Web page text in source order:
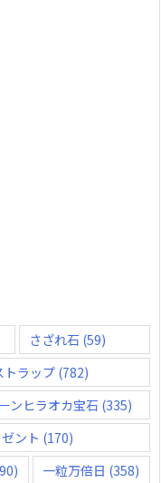
さざれ石 (59)
トラップ(782)
ンヒラオカ宝石 (335)
ント (170)
一粒万倍日 (358)